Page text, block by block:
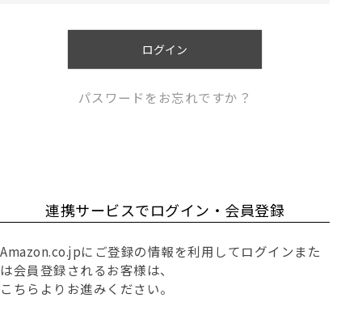
ログイン
パスワードをお忘れですか？
連携サービスでログイン・会員登録
Amazon.co.jpにご登録の情報を利用してログインまた
は会員登録されるお客様は、
こちらよりお進みください。